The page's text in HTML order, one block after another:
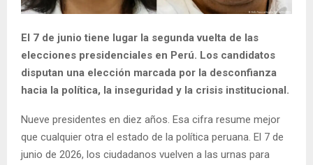
El 7 de junio tiene lugar la segunda vuelta de las
elecciones presidenciales en Perú. Los candidatos
disputan una elección marcada por la desconfianza
hacia la política, la inseguridad y la crisis institucional.
Nueve presidentes en diez años. Esa cifra resume mejor
que cualquier otra el estado de la política peruana. El 7 de
junio de 2026, los ciudadanos vuelven a las urnas para